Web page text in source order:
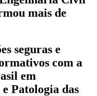
mais de
seguras e
com a
em
Patologia das